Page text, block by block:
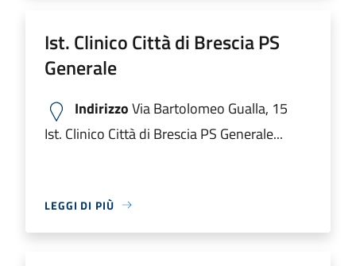
Ist. Clinico Città di Brescia PS
Generale
IndirizzoVia Bartolomeo Gualla, 15
Ist. Clinico Città di Brescia PS Generale...
LEGGI DI PIÙ